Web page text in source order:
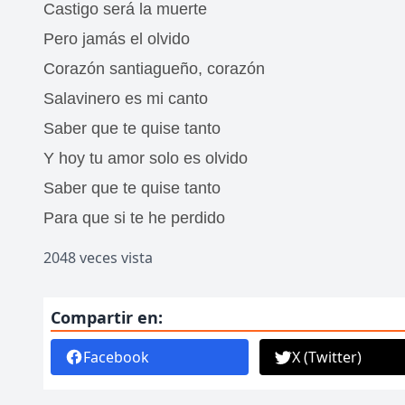
Castigo será la muerte
Pero jamás el olvido
Corazón santiagueño, corazón
Salavinero es mi canto
Saber que te quise tanto
Y hoy tu amor solo es olvido
Saber que te quise tanto
Para que si te he perdido
2048 veces vista
Compartir en:
Facebook X (Twitter)